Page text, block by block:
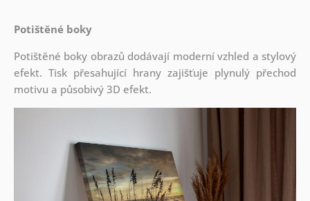
Potištěné boky
Potištěné boky obrazů dodávají moderní vzhled a stylový
efekt. Tisk přesahující hrany zajišťuje plynulý přechod
motivu a působivý 3D efekt.